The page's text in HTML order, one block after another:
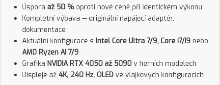
Úspora až 50 % oproti nové ceně při identickém výkonu
Kompletní výbava — originální napájecí adaptér,
dokumentace
Aktuální konfigurace s Intel Core Ultra 7/9, Core i7/i9 nebo
AMD Ryzen AI 7/9
Grafika NVIDIA RTX 4050 až 5090 v herních modelech
Displeje až 4K, 240 Hz, OLED ve vlajkových konfiguracích